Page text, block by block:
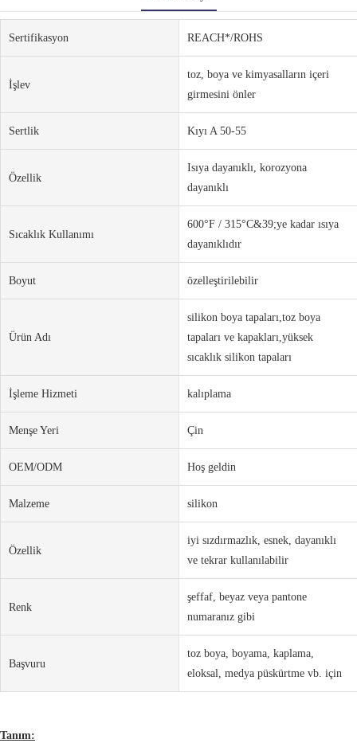
Sertifikasyon REACH*/ROHS
İşlev
toz, boya ve kimyasalların içeri
girmesini önler
Sertlik Kıyı A 50-55
Özellik
Isıya dayanıklı, korozyona
dayanıklı
Sıcaklık Kullanımı
600°F / 315°C&39;ye kadar ısıya
dayanıklıdır
Boyut özelleştirilebilir
Ürün Adı
silikon boya tapaları,toz boya
tapaları ve kapakları,yüksek
sıcaklık silikon tapaları
İşleme Hizmeti kalıplama
Menşe Yeri Çin
OEM/ODM Hoş geldin
Malzeme silikon
Özellik
iyi sızdırmazlık, esnek, dayanıklı
ve tekrar kullanılabilir
Renk
şeffaf, beyaz veya pantone
numaranız gibi
Başvuru
toz boya, boyama, kaplama,
eloksal, medya püskürtme vb. için
Tanım: